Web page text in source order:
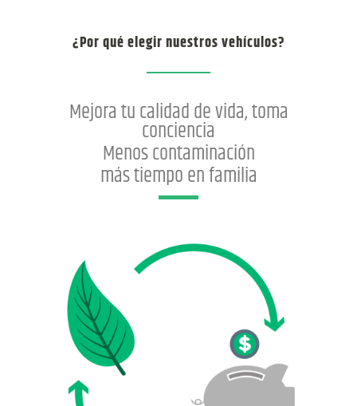
¿Por qué elegir nuestros vehículos?
Mejora tu calidad de vida, toma
conciencia
Menos contaminación
más tiempo en familia